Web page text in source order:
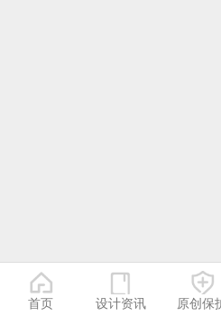
首页 设计资讯 原创保